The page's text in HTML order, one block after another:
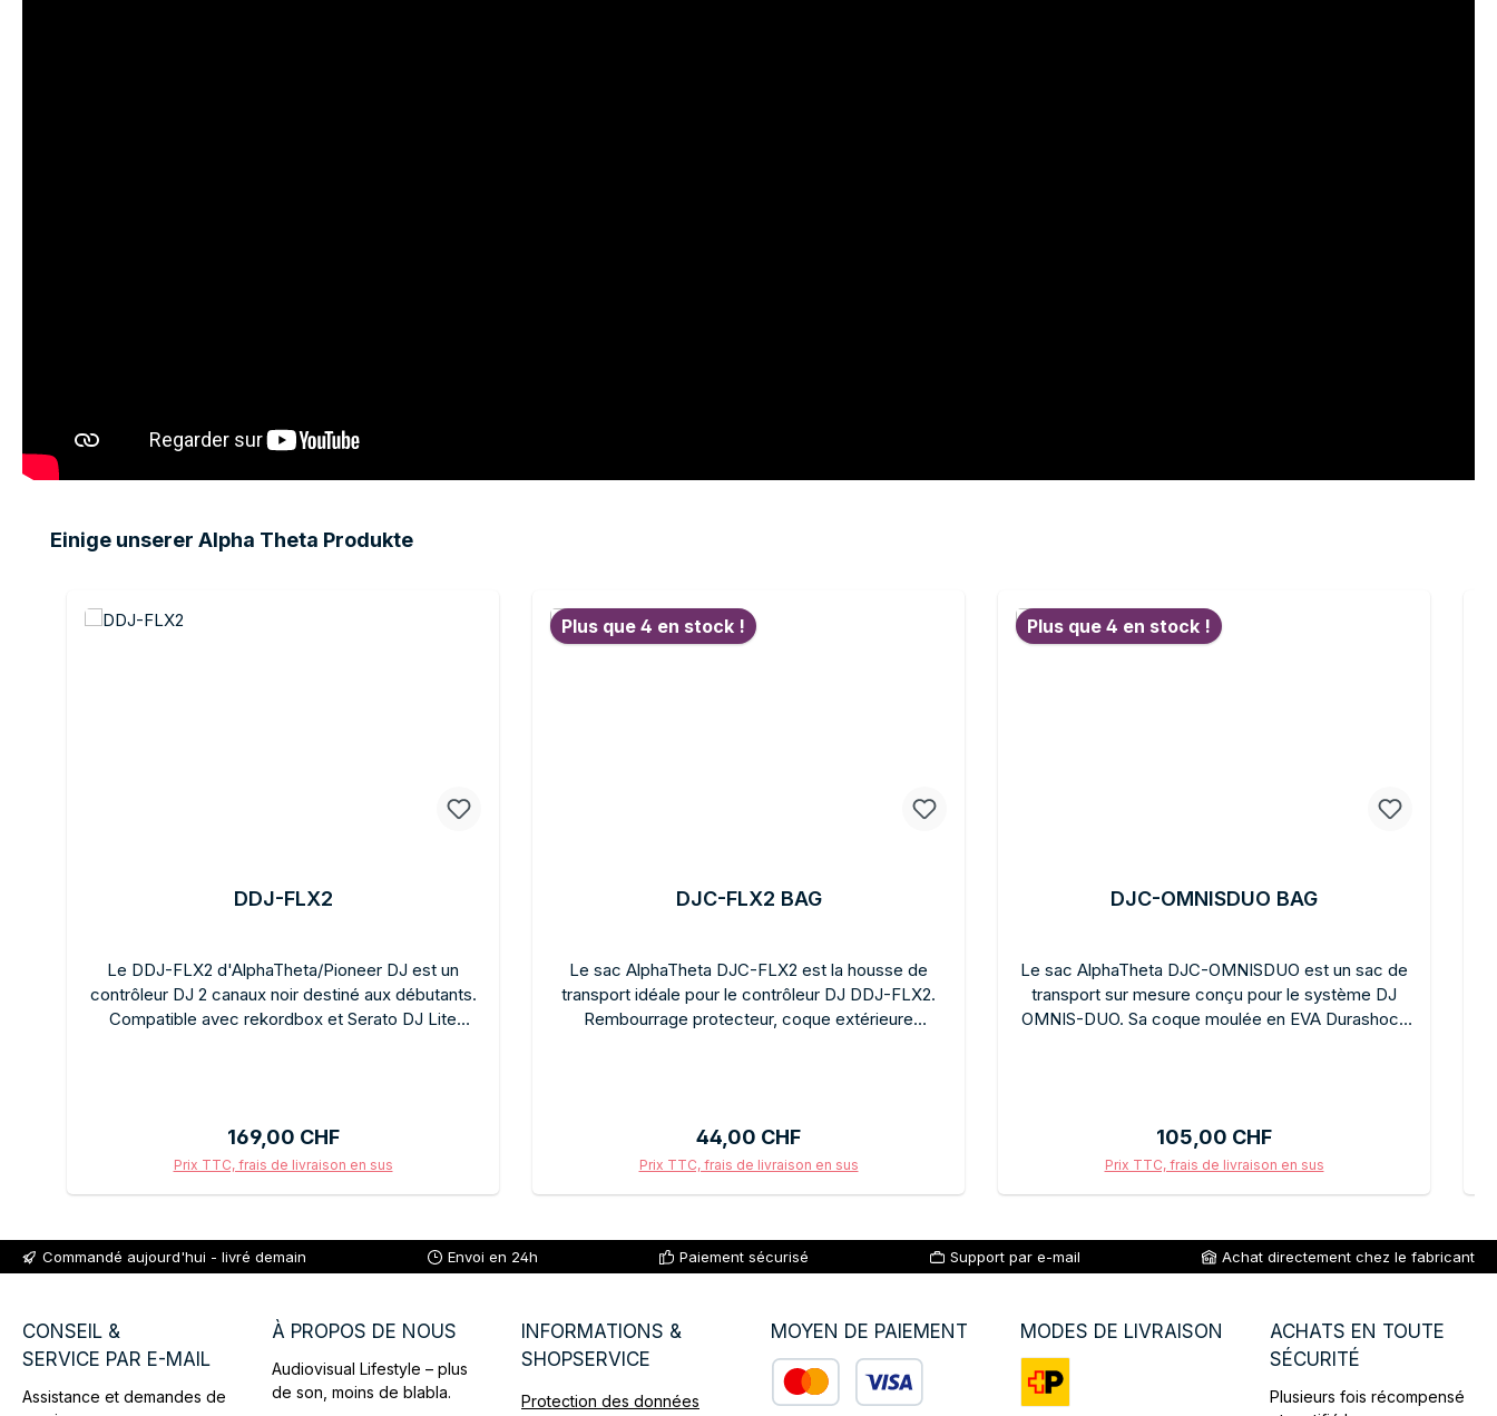
Ignorer la galerie de produits
Einige unserer Alpha Theta Produkte
DDJ-FLX2
Le DDJ-FLX2 d'AlphaTheta/Pioneer DJ est un
contrôleur DJ 2 canaux noir destiné aux débutants.
Compatible avec rekordbox et Serato DJ Lite
total du DJing. Connexion USB pour PC/Mac. Le
DDJ-FLX2 est le premier pas idéal vers le DJing
professionnel sous la bannière AlphaTheta/Pioneer
Prix régulier :
169,00 CHF
Prix TTC, frais de livraison en sus
Plus que 4 en stock !
DJC-FLX2 BAG
Le sac AlphaTheta DJC-FLX2 est la housse de
transport idéale pour le contrôleur DJ DDJ-FLX2.
Rembourrage protecteur, coque extérieure
ou les répétitions. Le complément idéal pour tous
les propriétaires d'un FLX2.
Prix régulier :
44,00 CHF
Prix TTC, frais de livraison en sus
Plus que 4 en stock !
DJC-OMNISDUO BAG
Le sac AlphaTheta DJC-OMNISDUO est un sac de
transport sur mesure conçu pour le système DJ
OMNIS-DUO. Sa coque moulée en EVA Durashock
tous les propriétaires d'OMNIS-DUO qui souhaitent
transporter leur système de manière
professionnelle et en toute sécurité, le sac DJC-
Prix régulier :
105,00 CHF
Prix TTC, frais de livraison en sus
Commandé aujourd'hui - livré demain Envoi en 24h Paiement sécurisé Support par e-mail Achat directement chez le fabricant
CONSEIL &
SERVICE PAR E-MAIL
Assistance et demandes de
À PROPOS DE NOUS
Audiovisual Lifestyle – plus
de son, moins de blabla.
INFORMATIONS &
SHOPSERVICE
Protection des données
MOYEN DE PAIEMENT MODES DE LIVRAISON
ACHATS EN TOUTE
SÉCURITÉ
Plusieurs fois récompensé